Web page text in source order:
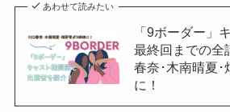
あわせて読みたい
「9ボーダー」
最終回までの全
春奈･木南晴夏･
に！